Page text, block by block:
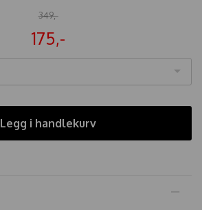
349,-
175,-
Legg i handlekurv